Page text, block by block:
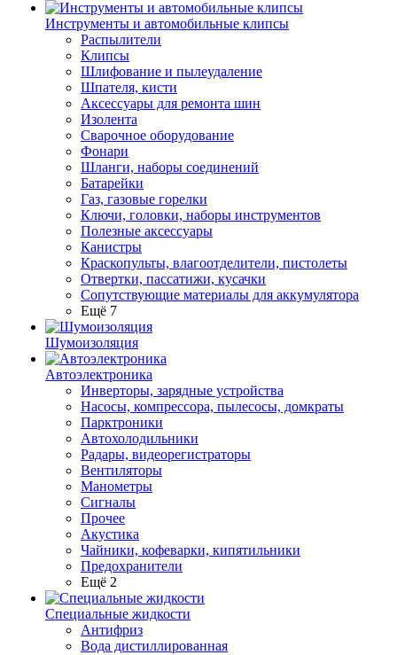
Инструменты и автомобильные клипсы
Распылители
Клипсы
Шлифование и пылеудаление
Шпателя, кисти
Аксессуары для ремонта шин
Изолента
Сварочное оборудование
Фонари
Шланги, наборы соединений
Батарейки
Газ, газовые горелки
Ключи, головки, наборы инструментов
Полезные аксессуары
Канистры
Краскопульты, влагоотделители, пистолеты
Отвертки, пассатижи, кусачки
Сопутствующие материалы для аккумулятора
Ещё 7
Шумоизоляция
Автоэлектроника
Инверторы, зарядные устройства
Насосы, компрессора, пылесосы, домкраты
Парктроники
Автохолодильники
Радары, видеорегистраторы
Вентиляторы
Манометры
Сигналы
Прочее
Акустика
Чайники, кофеварки, кипятильники
Предохранители
Ещё 2
Специальные жидкости
Антифриз
Вода дистиллированная